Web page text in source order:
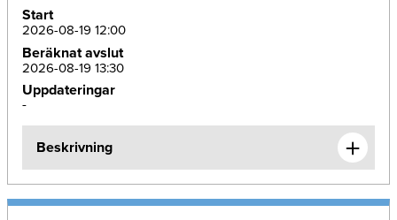
Start
2026-08-19 12:00
Beräknat avslut
2026-08-19 13:30
Uppdateringar
-
Beskrivning